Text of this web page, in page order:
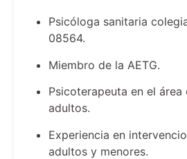
Psicóloga sanitaria
08564.
Miembro de la AETG.
Psicoterapeuta en el área
adultos.
Experiencia en
adultos y menores.